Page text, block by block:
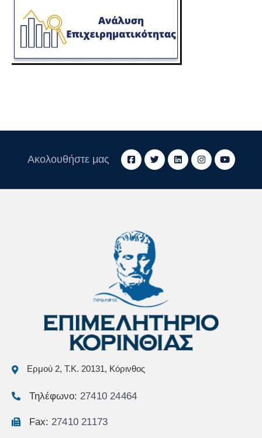
Ακολουθήστε μας
Ερμού 2, Τ.Κ. 20131, Κόρινθος
Τηλέφωνο: 27410 24464
Fax: 27410 21173